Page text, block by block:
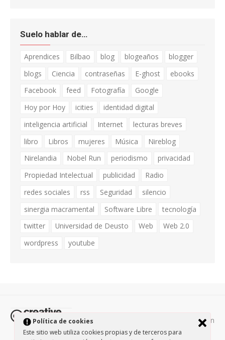
Política de cookies
Este sitio web utiliza cookies propias y de terceros para
Suelo hablar de…
Aprendices Bilbao blog blogeaños
blogger
blogs
Ciencia contraseñas E-ghost
ebooks
Facebook
feed Fotografía
Google
Hoy por Hoy
icities
identidad digital
inteligencia artificial
Internet
lecturas breves
libro
Libros mujeres Música
Nireblog
Nirelandia
Nobel Run periodismo
privacidad
Propiedad Intelectual
publicidad
Radio
redes sociales
rss Seguridad
silencio
sinergia macramental
Software Libre
tecnología
twitter
Universidad de Deusto Web
Web 2.0
wordpress
youtube
Todos los contenidos de esta página están
protegidos por la licencia Creative Commons Attribution-